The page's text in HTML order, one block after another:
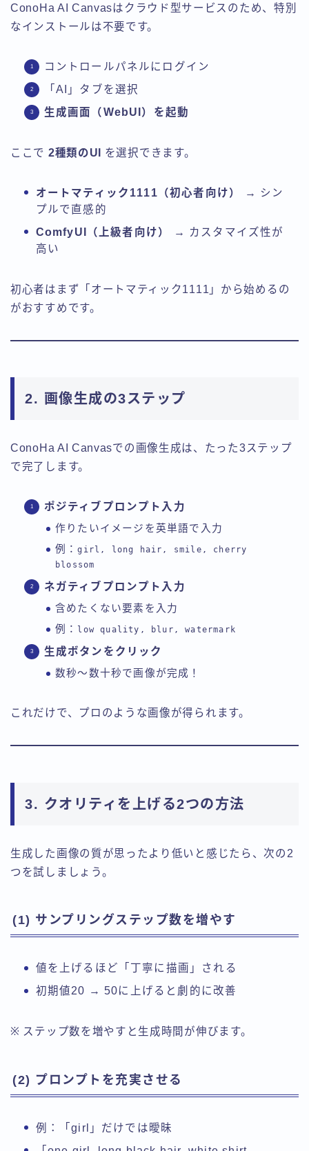
ConoHa AI Canvasはクラウド型サービスのため、特別
なインストールは不要です。
コントロールパネルにログイン
「AI」タブを選択
生成画面（WebUI）を起動
ここで 2種類のUI を選択できます。
オートマティック1111（初心者向け）
→ シン
プルで直感的
ComfyUI（上級者向け）
→ カスタマイズ性が
高い
初心者はまず「オートマティック1111」から始めるの
がおすすめです。
2. 画像生成の3ステップ
ConoHa AI Canvasでの画像生成は、たった3ステップ
で完了します。
ポジティブプロンプト入力
作りたいイメージを英単語で入力
例：girl, long hair, smile, cherry
blossom
ネガティブプロンプト入力
含めたくない要素を入力
例：
low quality, blur, watermark
生成ボタンをクリック
数秒〜数十秒で画像が完成！
これだけで、プロのような画像が得られます。
3. クオリティを上げる2つの方法
生成した画像の質が思ったより低いと感じたら、次の2
つを試しましょう。
(1) サンプリングステップ数を増やす
値を上げるほど「丁寧に描画」される
初期値20 → 50に上げると劇的に改善
※ ステップ数を増やすと生成時間が伸びます。
(2) プロンプトを充実させる
例：「girl」だけでは曖昧